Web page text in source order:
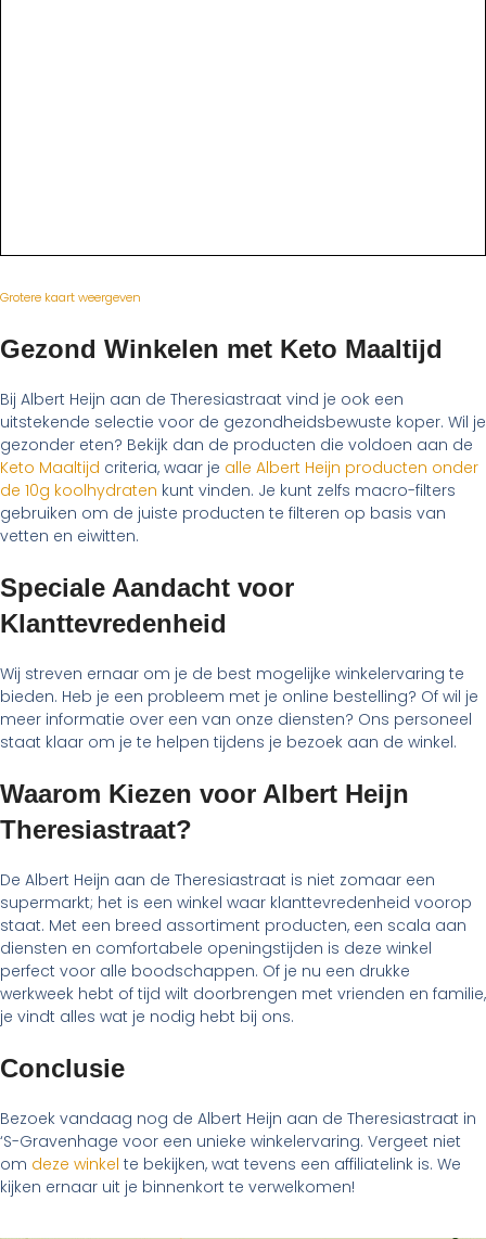
Grotere kaart weergeven
Gezond Winkelen met Keto Maaltijd
Bij Albert Heijn aan de Theresiastraat vind je ook een
uitstekende selectie voor de gezondheidsbewuste koper. Wil je
gezonder eten? Bekijk dan de producten die voldoen aan de
Keto Maaltijd criteria, waar je alle Albert Heijn producten onder
de 10g koolhydraten kunt vinden. Je kunt zelfs macro-filters
gebruiken om de juiste producten te filteren op basis van
vetten en eiwitten.
Speciale Aandacht voor
Klanttevredenheid
Wij streven ernaar om je de best mogelijke winkelervaring te
bieden. Heb je een probleem met je online bestelling? Of wil je
meer informatie over een van onze diensten? Ons personeel
staat klaar om je te helpen tijdens je bezoek aan de winkel.
Waarom Kiezen voor Albert Heijn
Theresiastraat?
De Albert Heijn aan de Theresiastraat is niet zomaar een
supermarkt; het is een winkel waar klanttevredenheid voorop
staat. Met een breed assortiment producten, een scala aan
diensten en comfortabele openingstijden is deze winkel
perfect voor alle boodschappen. Of je nu een drukke
werkweek hebt of tijd wilt doorbrengen met vrienden en familie,
je vindt alles wat je nodig hebt bij ons.
Conclusie
Bezoek vandaag nog de Albert Heijn aan de Theresiastraat in
‘S-Gravenhage voor een unieke winkelervaring. Vergeet niet
om deze winkel te bekijken, wat tevens een affiliatelink is. We
kijken ernaar uit je binnenkort te verwelkomen!